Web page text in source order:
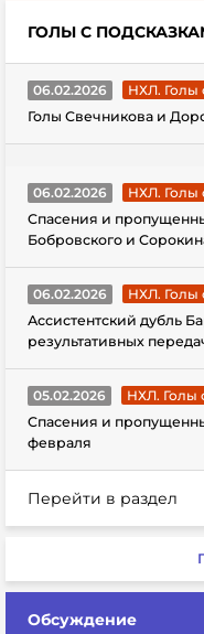
ГОЛЫ С
06.02.2026
НХЛ. Голы
Голы Свечникова и
06.02.2026
НХЛ. Голы
Спасения и
Бобровского и
06.02.2026
НХЛ. Голы
Ассистентский дубль
результативных
05.02.2026
НХЛ. Голы
Спасения и
февраля
Перейти в раздел
Обсуждение